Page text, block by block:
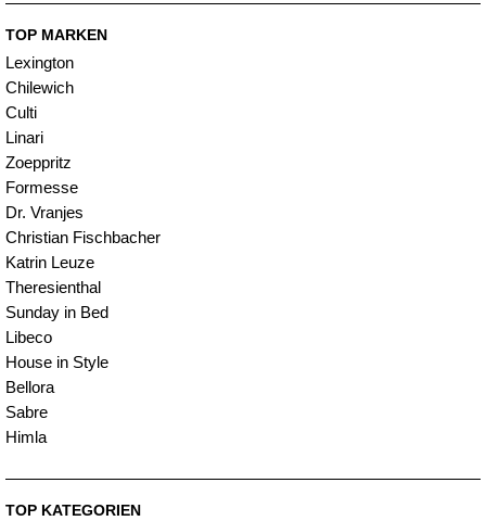
TOP MARKEN
Lexington
Chilewich
Culti
Linari
Zoeppritz
Formesse
Dr. Vranjes
Christian Fischbacher
Katrin Leuze
Theresienthal
Sunday in Bed
Libeco
House in Style
Bellora
Sabre
Himla
TOP KATEGORIEN